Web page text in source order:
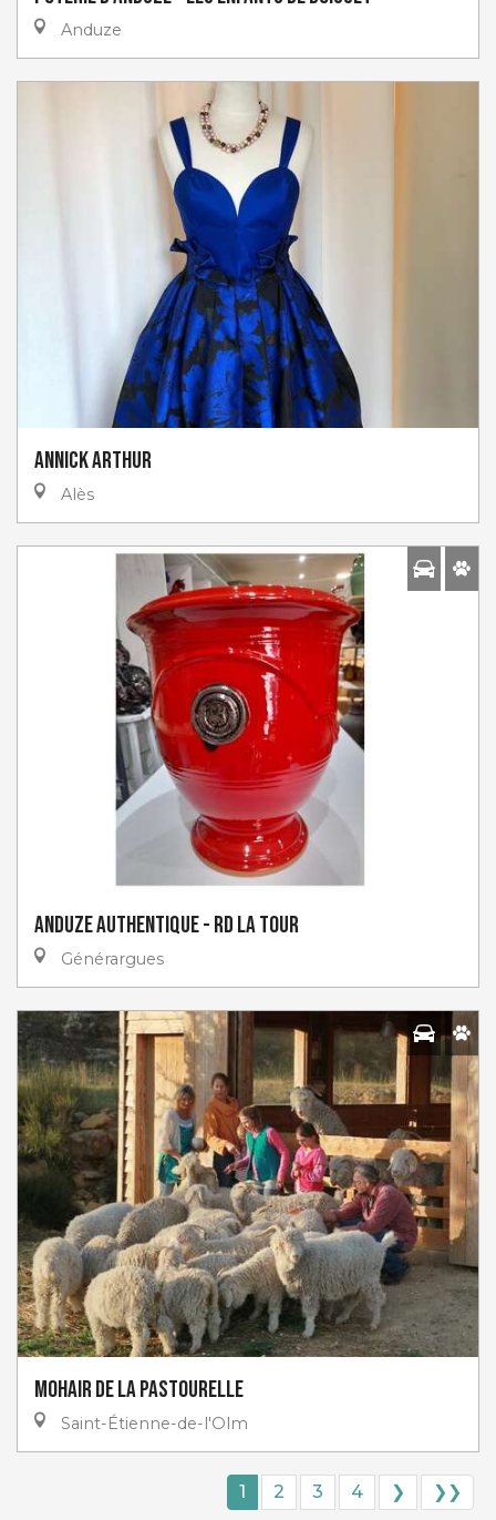
Anduze
Annick Arthur
Alès
Anduze Authentique - RD la Tour
Générargues
Mohair de la Pastourelle
Saint-Étienne-de-l'Olm
1 2 3 4 ❯ ❯❯